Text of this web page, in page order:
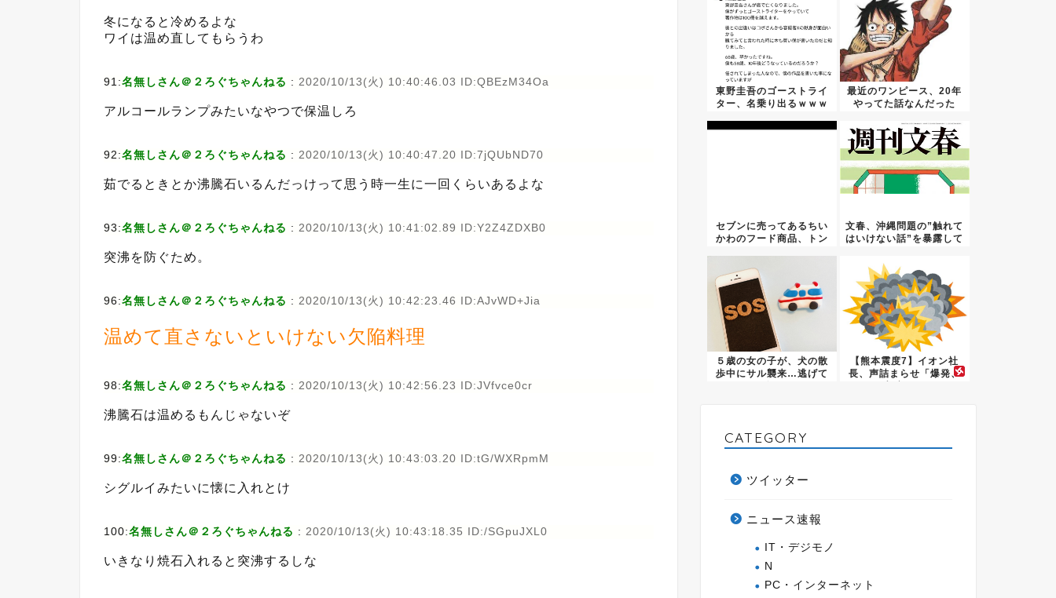
冬になると冷めるよな
ワイは温め直してもらうわ
91:名無しさん＠２ろぐちゃんねる : 2020/10/13(火) 10:40:46.03 ID:QBEzM34Oa
アルコールランプみたいなやつで保温しろ
92:名無しさん＠２ろぐちゃんねる : 2020/10/13(火) 10:40:47.20 ID:7jQUbND70
茹でるときとか沸騰石いるんだっけって思う時一生に一回くらいあるよな
93:名無しさん＠２ろぐちゃんねる : 2020/10/13(火) 10:41:02.89 ID:Y2Z4ZDXB0
突沸を防ぐため。
96:名無しさん＠２ろぐちゃんねる : 2020/10/13(火) 10:42:23.46 ID:AJvWD+Jia
温めて直さないといけない欠陥料理
98:名無しさん＠２ろぐちゃんねる : 2020/10/13(火) 10:42:56.23 ID:JVfvce0cr
沸騰石は温めるもんじゃないぞ
99:名無しさん＠２ろぐちゃんねる : 2020/10/13(火) 10:43:03.20 ID:tG/WXRpmM
シグルイみたいに懐に入れとけ
100:名無しさん＠２ろぐちゃんねる : 2020/10/13(火) 10:43:18.35 ID:/SGpuJXL0
いきなり焼石入れると突沸するしな
東野圭吾のゴーストライ
ター、名乗り出るｗｗｗ
最近のワンピース、20年
やってた話なんだった
セブンに売ってあるちい
かわのフード商品、トン
文春、沖縄問題の”触れて
はいけない話”を暴露して
５歳の女の子が、犬の散
歩中にサル襲来…逃げて
【熊本震度7】イオン社
長、声詰まらせ「爆発、
CATEGORY
ツイッター
ニュース速報
IT・デジモノ
N
PC・インターネット